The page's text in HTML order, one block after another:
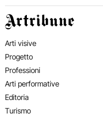
Artribune
Arti visive
Progetto
Professioni
Arti performative
Editoria
Turismo